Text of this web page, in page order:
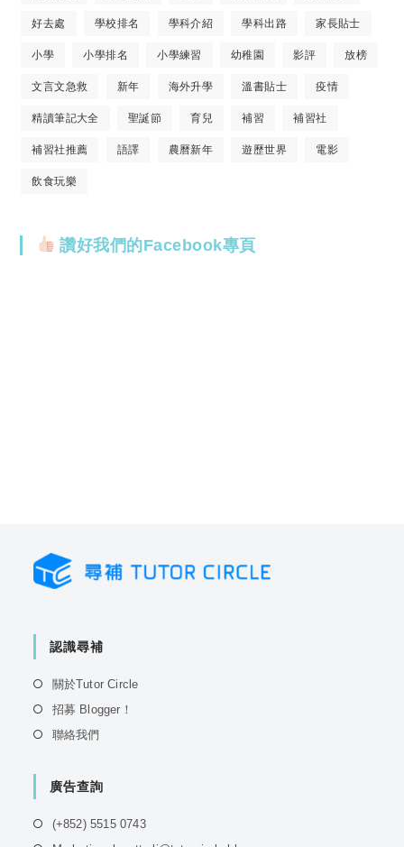
好去處 學校排名 學科介紹 學科出路 家長貼士
小學 小學排名 小學練習 幼稚園 影評 放榜
文言文急救 新年 海外升學 溫書貼士 疫情
精讀筆記大全 聖誕節 育兒 補習 補習社
補習社推薦 語譯 農曆新年 遊歷世界 電影
飲食玩樂
讚好我們的Facebook專頁
認識尋補
關於Tutor CircleOpens
招募 Blogger！
聯絡我們
new
廣告查詢
(+852) 5515 0743Opens